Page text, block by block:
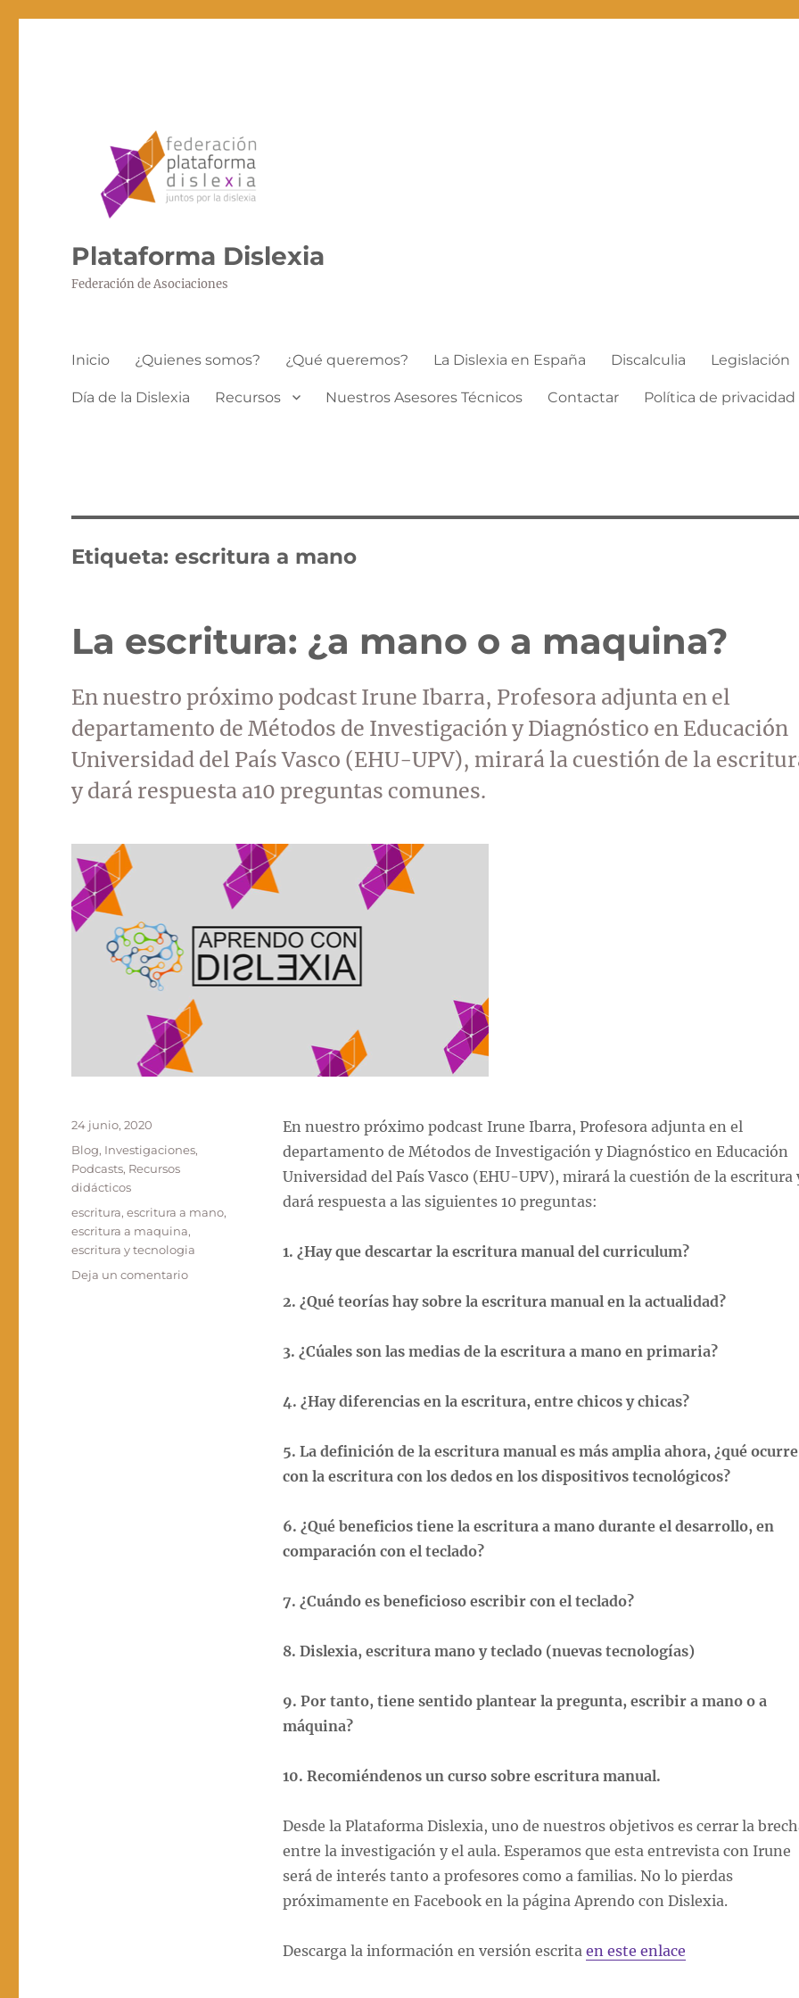
Plataforma Dislexia
Federación de Asociaciones
Inicio ¿Quienes somos? ¿Qué queremos? La Dislexia en España Discalculia Legislación
Día de la Dislexia Recursos Nuestros Asesores Técnicos Contactar Política de privacidad
Etiqueta:escritura a mano
La escritura: ¿a mano o a maquina?
En nuestro próximo podcast Irune Ibarra, Profesora adjunta en el
departamento de Métodos de Investigación y Diagnóstico en Educación
Universidad del País Vasco (EHU-UPV), mirará la cuestión de la
y dará respuesta a10 preguntas comunes.
En nuestro próximo podcast Irune Ibarra, Profesora adjunta en el
departamento de Métodos de Investigación y Diagnóstico en Educación
Universidad del País Vasco (EHU-UPV), mirará la cuestión de la escritura
dará respuesta a las siguientes 10 preguntas:
1. ¿Hay que descartar la escritura manual del curriculum?
2. ¿Qué teorías hay sobre la escritura manual en la actualidad?
3. ¿Cúales son las medias de la escritura a mano en primaria?
4. ¿Hay diferencias en la escritura, entre chicos y chicas?
5. La definición de la escritura manual es más amplia ahora, ¿qué ocurre
con la escritura con los dedos en los dispositivos tecnológicos?
6. ¿Qué beneficios tiene la escritura a mano durante el desarrollo, en
comparación con el teclado?
7. ¿Cuándo es beneficioso escribir con el teclado?
8. Dislexia, escritura mano y teclado (nuevas tecnologías)
9. Por tanto, tiene sentido plantear la pregunta, escribir a mano o a
máquina?
10. Recomiéndenos un curso sobre escritura manual.
Desde la Plataforma Dislexia, uno de nuestros objetivos es cerrar la
entre la investigación y el aula. Esperamos que esta entrevista con Irune
será de interés tanto a profesores como a familias. No lo pierdas
próximamente en Facebook en la página Aprendo con Dislexia.
Descarga la información en versión escrita en este enlace
Publicado
el
24 junio, 2020
Categorías
Blog, Investigaciones,
Podcasts, Recursos
didácticos
Etiquetas
escritura,escritura a mano,
escritura a maquina,
escritura y tecnologia
Deja un comentarioen